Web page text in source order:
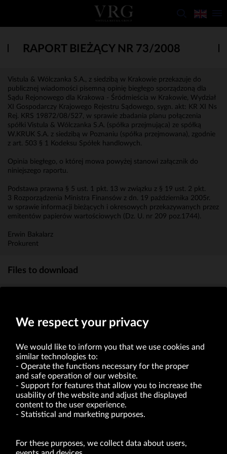
RAPORT BIEŻĄCY NR 73/2008
Vistula & Wólczanka S.A., z siedzibą w Krakowie przekazuje do
publicznej wiadomości pisemną opinię biegłego sporządzoną dla
Sądu Rejonowego dla Krakowa - Śródmieścia w Krakowie, Wydział
XI Gospodarczy Krajowego Rejestru Sądowego, sygn. akt: KR XI Ns
Rej. KRS 19872/08/527, w sprawie zbadania planu połączenia
spółki Vistula & Wólczanka S.A. (spółka przejmująca) ze spółką
W.KRUK S.A. z siedzibą w Poznaniu (spółka przejmowana), zgodnie
z art. 503 § 1 Kodeksu Spółek handlowych.
Opinia biegłego, o której mowa powyżej stanowi załącznik do
niniejszego raportu.
Podstawa prawna § 5 ust. 1 pkt. 13 w związku z § 19 ust. 2 pkt.
3 Rozporządzenia Ministra Finansów z dn. 19 października 2005r.
w sprawie informacji bieżących i okresowych przekazywanych przez
emitentów papierów wartościowych (Dz. U. nr 209 poz.1744).
Erwin Bakalarz
Prokurent
Files to download
VRG S.A. | 10 Pilotów Street | 31-462 Kraków
Tax Identification Number: 675-000-03-61
District Court for Kraków-Śródmieście in Kraków
XI Economic Department of the National Court Register number 0000047082
of act of 8.03.2013 on combating excessive late payment in commercial transactions
(Journal of Laws of 2019, item 118 as amended).
We respect your privacy
We would like to inform you that we use cookies and
similar technologies to:
Operate the functions necessary for the proper
and safe operation of our website.
Support for features that allow you to increase the
usability of the website and adjust the displayed
content to the user experience.
Statistical and marketing purposes.
For these purposes, we collect data about users,